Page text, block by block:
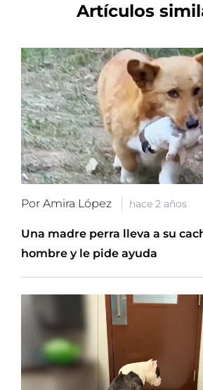
Artículos
Por Amira López hace 2 años
Una madre perra lleva a su
hombre y le pide ayuda